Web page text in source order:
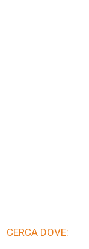
CERCA DOVE: